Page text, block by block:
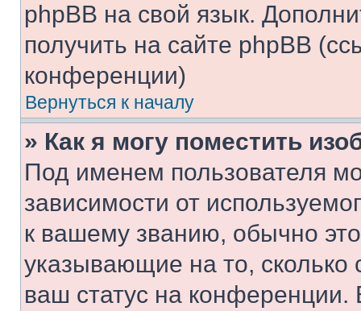
phpBB на свой язык.
получить на сайте phpBB
конференции)
Вернуться к началу
» Как я могу поместить
Под именем пользователя
зависимости от
к вашему званию, обычно это
указывающие на то,
ваш статус на